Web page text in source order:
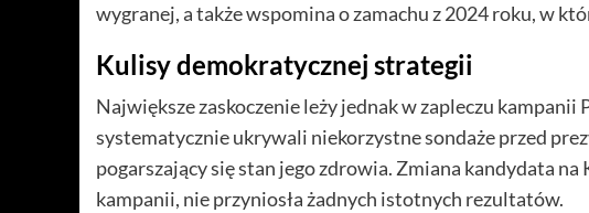
wygranej, a także wspomina o zamachu z 2024 roku, w
Kulisy demokratycznej strategii
Największe zaskoczenie leży jednak w zapleczu
systematycznie ukrywali niekorzystne sondaże przed
pogarszający się stan jego zdrowia. Zmiana kandydata
kampanii, nie przyniosła żadnych istotnych rezultatów.